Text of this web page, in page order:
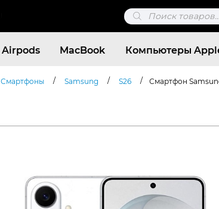
Поиск
товаров
Airpods MacBook Компьютеры
Поиск
товаров
Смартфоны / Samsung / S26 / Смартфон